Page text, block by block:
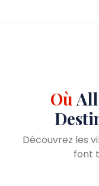
Où
Découvrez les
font